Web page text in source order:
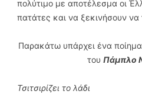
πολύτιμο με αποτέλεσμα οι
πατάτες και να ξεκινήσουν να
Παρακάτω υπάρχει ένα
του Πάμπλο
Τσιτσιρίζει το λάδι